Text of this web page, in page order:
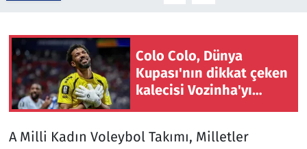
Colo Colo, Dünya
Kupası'nın dikkat çeken
kalecisi Vozinha'yı
A Milli Kadın Voleybol Takımı, Milletler